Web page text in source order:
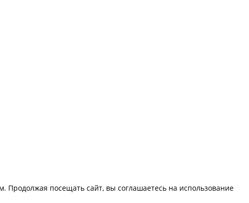
посещать сайт, вы соглашаетесь на использование